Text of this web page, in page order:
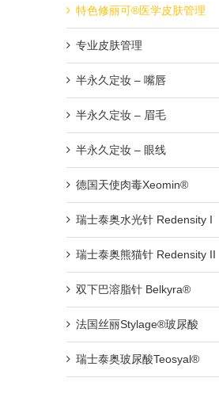
特色修丽可®医学皮肤管理
专业皮肤管理
半永久定妆 – 嘴唇
半永久定妆 – 眉毛
半永久定妆 – 眼线
德国天使肉毒Xeomin®
瑞士泰奥水光针 Redensity I
瑞士泰奥熊猫针 Redensity II
双下巴溶脂针 Belkyra®
法国丝丽Stylage®玻尿酸
瑞士泰奥玻尿酸Teosyal®